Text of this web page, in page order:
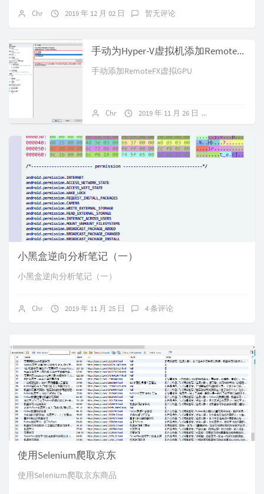
Chr 2019 年 12 月 02 日 暂无评论
手动为Hyper-V虚拟机添加RemoteFX显卡
手动添加RemoteFX虚拟GPU
Chr 2019 年 11 月 26 日
小黑盒逆向分析笔记（一）
小黑盒逆向分析笔记（一）
Chr 2019 年 11 月 25 日 4 条评论
使用Selenium爬取京东
使用Selenium爬取京东商品